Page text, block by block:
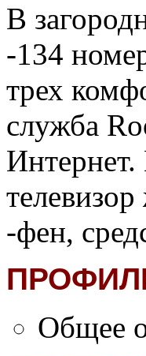
В
-134
трех
служба
-фен,
Общее